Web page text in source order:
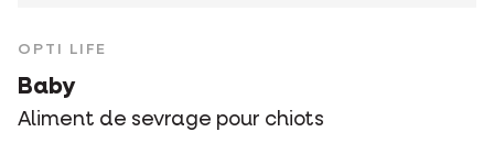
OPTI LIFE
Baby
Aliment de sevrage pour chiots